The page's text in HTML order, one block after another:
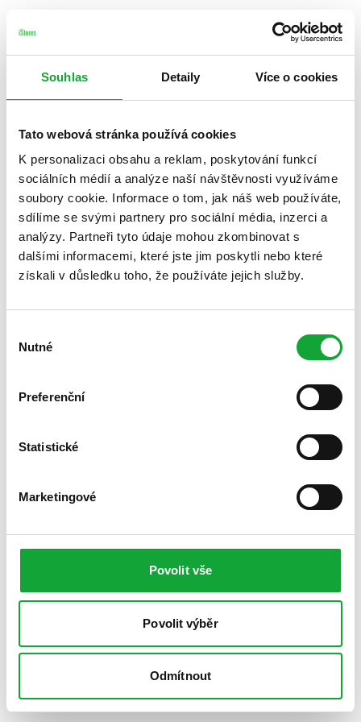
Souhlas Detaily Více o cookies
Tato webová stránka používá cookies
K personalizaci obsahu a reklam, poskytování funkcí
sociálních médií a analýze naší návštěvnosti využíváme
soubory cookie. Informace o tom, jak náš web používáte,
sdílíme se svými partnery pro sociální média, inzerci a
analýzy. Partneři tyto údaje mohou zkombinovat s
dalšími informacemi, které jste jim poskytli nebo které
získali v důsledku toho, že používáte jejich služby.
souhlasu
Nutné
Preferenční
Statistické
Marketingové
Povolit vše
Povolit výběr
Odmítnout